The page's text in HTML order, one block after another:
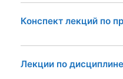
Конспект лекций по
Лекции по